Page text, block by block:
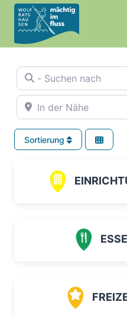
Zum
Inhalt
springen
- Suchen nach
In der Nähe
Sortierung